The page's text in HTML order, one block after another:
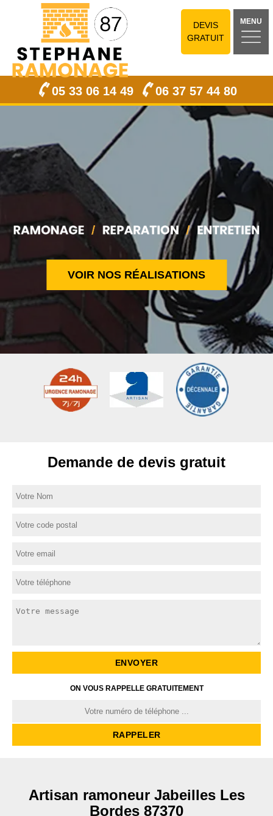
DEVIS
GRATUIT
MENU
05 33 06 14 49 06 37 57 44 80
VOIR NOS RÉALISATIONS
Demande de devis gratuit
ON VOUS RAPPELLE GRATUITEMENT
Artisan ramoneur Jabeilles Les
Bordes 87370